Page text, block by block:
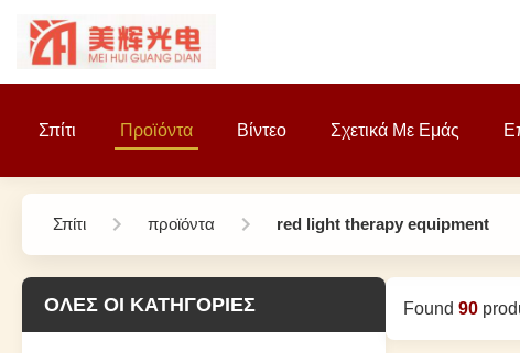
Σπίτι Προϊόντα Βίντεο Σχετικά Με Εμάς
Σπίτι προϊόντα red light therapy equipment
ΌΛΕΣ ΟΙ ΚΑΤΗΓΟΡΊΕΣ Found 90